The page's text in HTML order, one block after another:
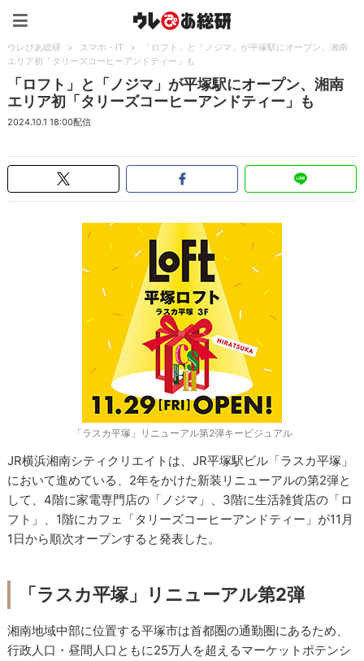
ウレぴあ総研 > スマホ・IT >
「ロフト」と「ノジマ」が平塚駅にオープン、湘南
エリア初「タリーズコーヒーアンドティー」も
「ロフト」と「ノジマ」が平塚駅にオープン、湘南
エリア初「タリーズコーヒーアンドティー」も
2024.10.1 18:00配信
「ラスカ平塚」リニューアル第2弾キービジュアル
JR横浜湘南シティクリエイトは、JR平塚駅ビル「ラスカ平塚」
において進めている、2年をかけた新装リニューアルの第2弾と
して、4階に家電専門店の「ノジマ」、3階に生活雑貨店の「ロ
フト」、1階にカフェ「タリーズコーヒーアンドティー」が11月
1日から順次オープンすると発表した。
「ラスカ平塚」リニューアル第2弾
湘南地域中部に位置する平塚市は首都圏の通勤圏にあるため、
行政人口・昼間人口ともに25万人を超えるマーケットポテンシ